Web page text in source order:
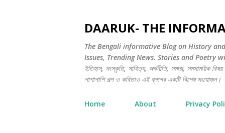
DAARUK- THE
The Bengali informative Blog on History
Issues, Trending News. Stories and Poetry will
ইতিহাস, সংস্কৃতি, সাহিত্য, অর্থনীতি, সমাজ, সমসাময়িক
পাশাপাশি গল্প ও কবিতাও এই ব্লগের একটি বিশেষ সংযোজন।
Home About Privacy